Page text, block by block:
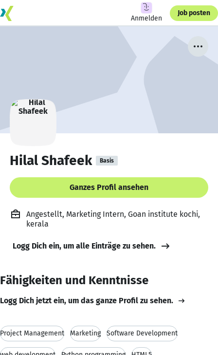
Anmelden
Job posten
Hilal Shafeek Basis
Ganzes Profil ansehen
Angestellt, Marketing Intern, Goan institute kochi,
kerala
Logg Dich ein, um alle Einträge zu sehen.
Fähigkeiten und Kenntnisse
Logg Dich jetzt ein, um das ganze Profil zu sehen.
Project Management Marketing Software Development